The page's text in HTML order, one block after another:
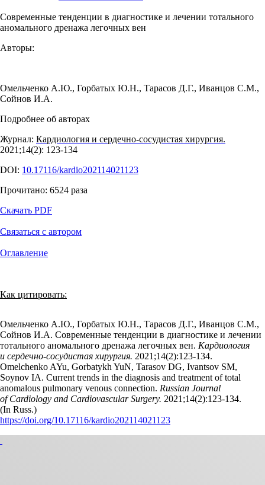
Современные тенденции в диагностике и лечении тотального
аномального дренажа легочных вен
Авторы:
Омельченко А.Ю., Горбатых Ю.Н., Тарасов Д.Г., Иванцов С.М.,
Сойнов И.А.
Подробнее об авторах
Журнал: Кардиология и сердечно-сосудистая хирургия.
2021;14(2): 123‑134
DOI: 10.17116/kardio202114021123
Прочитано: 6524 раза
Скачать PDF
Связаться с автором
Оглавление
Как цитировать:
Омельченко А.Ю., Горбатых Ю.Н., Тарасов Д.Г., Иванцов С.М.,
Сойнов И.А. Современные тенденции в диагностике и лечении
тотального аномального дренажа легочных вен. Кардиология
и сердечно-сосудистая хирургия. 2021;14(2):123‑134.
Omelchenko AYu, Gorbatykh YuN, Tarasov DG, Ivantsov SM,
Soynov IA. Current trends in the diagnosis and treatment of total
anomalous pulmonary venous connection. Russian Journal
of Cardiology and Cardiovascular Surgery. 2021;14(2):123‑134.
(In Russ.)
https://doi.org/10.17116/kardio202114021123